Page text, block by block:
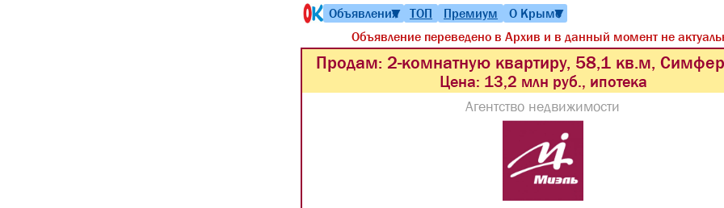
Объявления
▼ ТОП Премиум О Крыме
▼
Объявление переведено в Архив и в данный момент не
Продам: 2-комнатную квартиру, 58,1 кв.м,
Цена: 13,2 млн руб., ипотека
Агентство недвижимости